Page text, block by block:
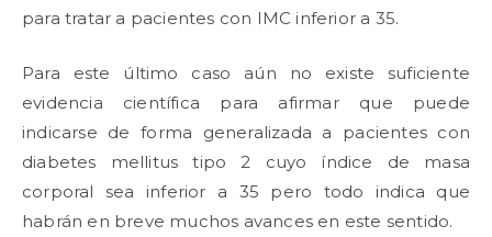
para tratar a pacientes con IMC inferior a 35.
Para este último caso aún no existe suficiente
evidencia científica para afirmar que puede
indicarse de forma generalizada a pacientes con
diabetes mellitus tipo 2 cuyo índice de masa
corporal sea inferior a 35 pero todo indica que
habrán en breve muchos avances en este sentido.